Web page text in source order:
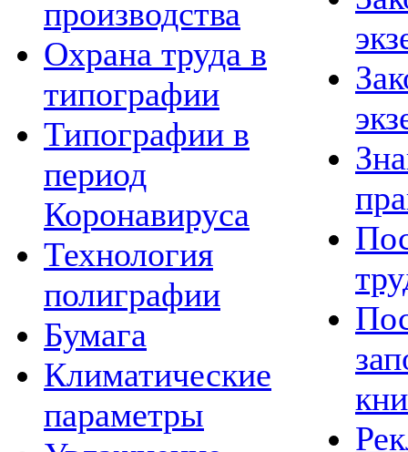
производства
Охрана труда в
типографии
Типографии в
период
Коронавируса
Технология
полиграфии
Бумага
Климатические
параметры